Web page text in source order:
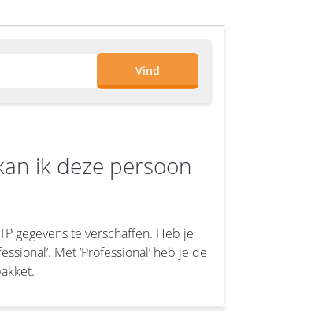
Vind
ik deze persoon
gegevens te verschaffen. Heb je
Met ‘Professional’ heb je de